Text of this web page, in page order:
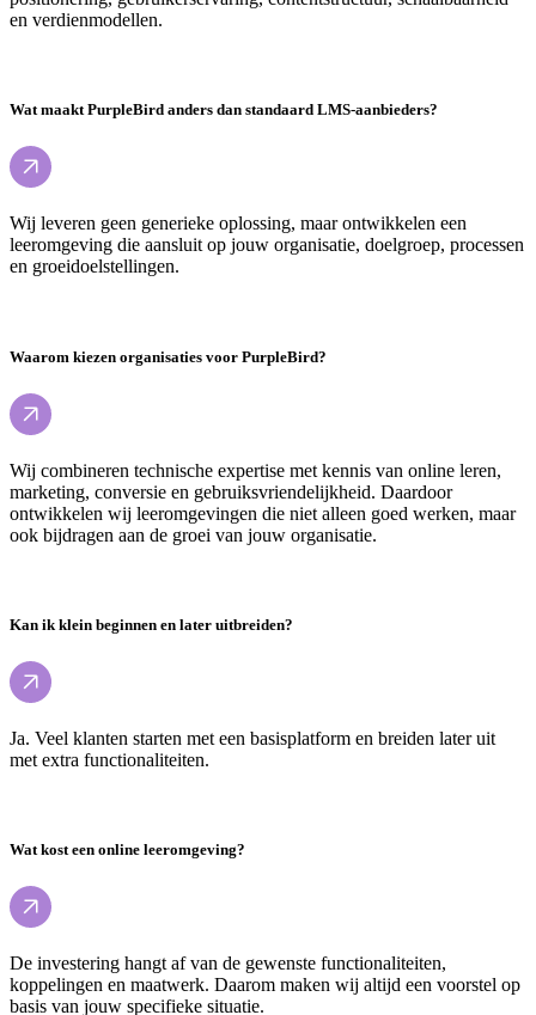
en verdienmodellen.
Wat maakt PurpleBird anders dan standaard LMS-aanbieders?
Wij leveren geen generieke oplossing, maar ontwikkelen een
leeromgeving die aansluit op jouw organisatie, doelgroep, processen
en groeidoelstellingen.
Waarom kiezen organisaties voor PurpleBird?
Wij combineren technische expertise met kennis van online leren,
marketing, conversie en gebruiksvriendelijkheid. Daardoor
ontwikkelen wij leeromgevingen die niet alleen goed werken, maar
ook bijdragen aan de groei van jouw organisatie.
Kan ik klein beginnen en later uitbreiden?
Ja. Veel klanten starten met een basisplatform en breiden later uit
met extra functionaliteiten.
Wat kost een online leeromgeving?
De investering hangt af van de gewenste functionaliteiten,
koppelingen en maatwerk. Daarom maken wij altijd een voorstel op
basis van jouw specifieke situatie.